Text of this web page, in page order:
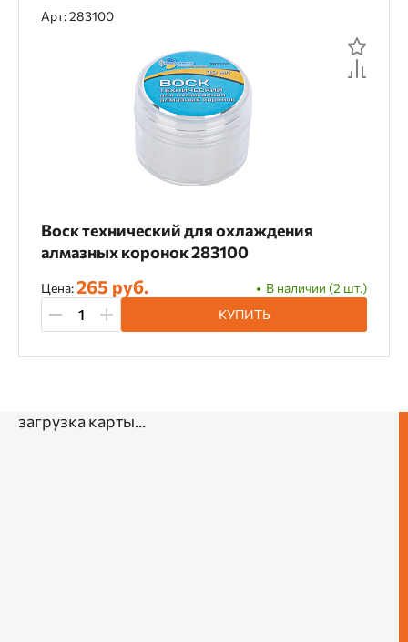
Арт: 283100
Воск технический для охлаждения
алмазных коронок 283100
Цена:265 руб.
В наличии (2 шт.)
КУПИТЬ
загрузка карты...